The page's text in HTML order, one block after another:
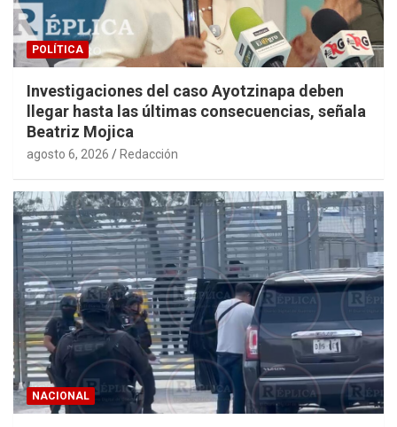
POLÍTICA
Investigaciones del caso Ayotzinapa deben
llegar hasta las últimas consecuencias, señala
Beatriz Mojica
agosto 6, 2026 Redacción
NACIONAL